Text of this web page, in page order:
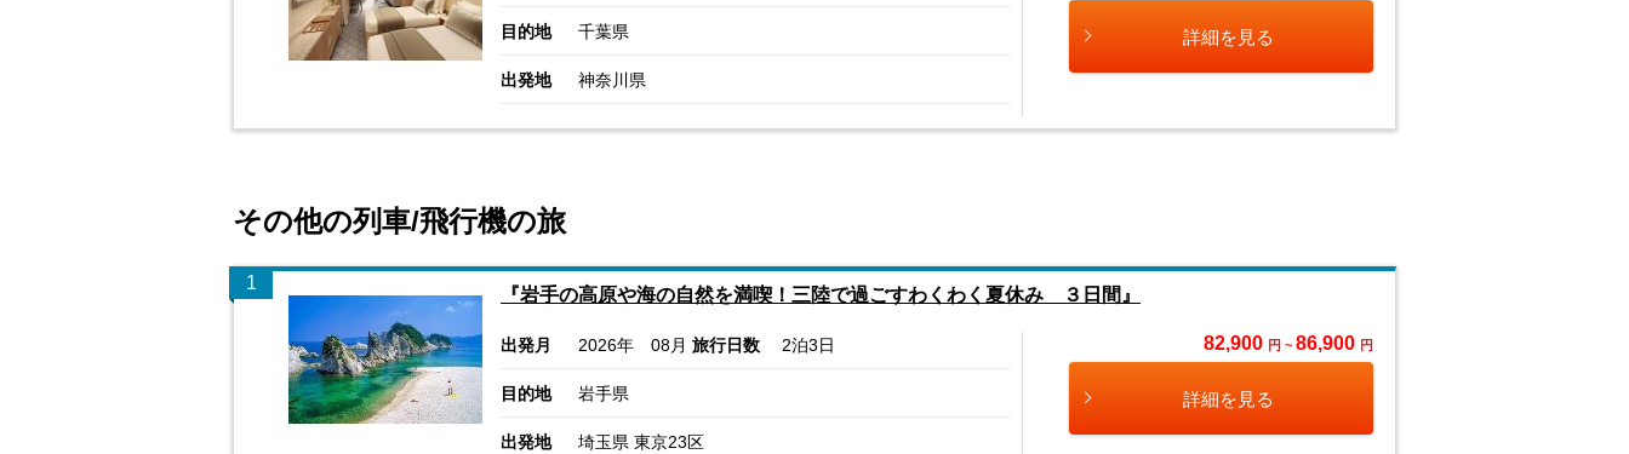
目的地 千葉県
出発地 神奈川県
詳細を見る
その他の列車/飛行機の旅
1
『岩手の高原や海の自然を満喫！三陸で過ごすわくわく夏休み ３日間』
出発月 2026年 08月 旅行日数 2泊3日
目的地 岩手県
出発地 埼玉県 東京23区
82,900 円 ~ 86,900 円
詳細を見る